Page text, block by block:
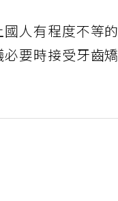
人有程度不等
要時接受牙齒